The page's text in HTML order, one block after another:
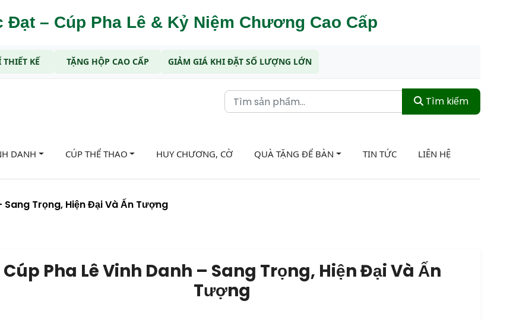
Đạt – Cúp Pha Lê & Kỷ Niệm Chương Cao Cấp
KẾ TẶNG HỘP CAO CẤP GIẢM GIÁ KHI ĐẶT SỐ LƯỢNG LỚN
Tìm kiếm
DANH CÚP THỂ THAO HUY CHƯƠNG, CỜ QUÀ TẶNG ĐỂ BÀN TIN TỨC LIÊN HỆ
Sang Trọng, Hiện Đại Và Ấn Tượng
Cúp Pha Lê Vinh Danh – Sang Trọng, Hiện Đại Và Ấn
Tượng